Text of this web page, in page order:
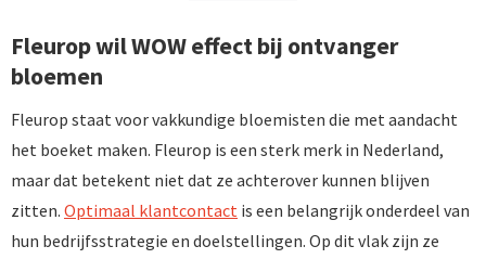
Fleurop wil WOW effect bij ontvanger
bloemen
Fleurop staat voor vakkundige bloemisten die met aandacht
het boeket maken. Fleurop is een sterk merk in Nederland,
maar dat betekent niet dat ze achterover kunnen blijven
zitten. Optimaal klantcontact is een belangrijk onderdeel van
hun bedrijfsstrategie en doelstellingen. Op dit vlak zijn ze